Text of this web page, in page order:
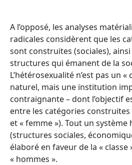
A l’opposé, les analyses
radicales considèrent que les
sont construites (sociales),
structures qui émanent de la
L’hétérosexualité n’est pas un «
naturel, mais une institution
contraignante – dont l’objectif
entre les catégories
et « femme »). Tout un système
(structures sociales,
élaboré en faveur de la « classe
« hommes ».